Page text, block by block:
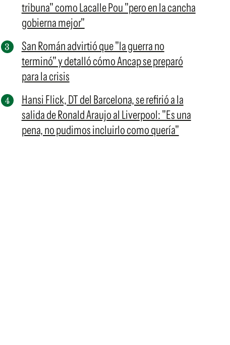
tribuna" como Lacalle Pou "pero en la cancha
gobierna mejor"
San Román advirtió que "la guerra no
terminó" y detalló cómo Ancap se preparó
para la crisis
Hansi Flick, DT del Barcelona, se refirió a la
salida de Ronald Araujo al Liverpool: "Es una
pena, no pudimos incluirlo como quería"